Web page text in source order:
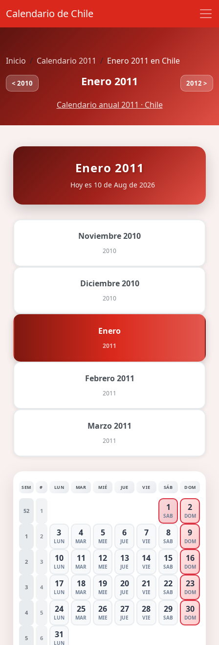
Calendario de Chile
Inicio Calendario 2011 Enero 2011 en Chile
< 2010 Enero 2011 2012 >
Calendario anual 2011 · Chile
Enero 2011
Hoy es 10 de Aug de 2026
Noviembre 2010
2010
Diciembre 2010
2010
Enero
2011
Febrero 2011
2011
Marzo 2011
2011
SEM # LUN MAR MIÉ JUE VIE SÁB DOM
52 1 1
SAB
2
DOM
1 2 3
LUN
4
MAR
5
MIE
6
JUE
7
VIE
8
SAB
9
DOM
2 3 10
LUN
11
MAR
12
MIE
13
JUE
14
VIE
15
SAB
16
DOM
3 4 17
LUN
18
MAR
19
MIE
20
JUE
21
VIE
22
SAB
23
DOM
4 5 24
LUN
25
MAR
26
MIE
27
JUE
28
VIE
29
SAB
30
DOM
5 6 31
LUN